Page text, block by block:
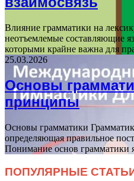
Влияние грамматики на
неотъемлемые составляющие
которыми крайне важна для
25.03.2026
Основы
принципы
Основы грамматики
определяющая правильное
Понимание основ
ПОПУЛЯРНЫЕ